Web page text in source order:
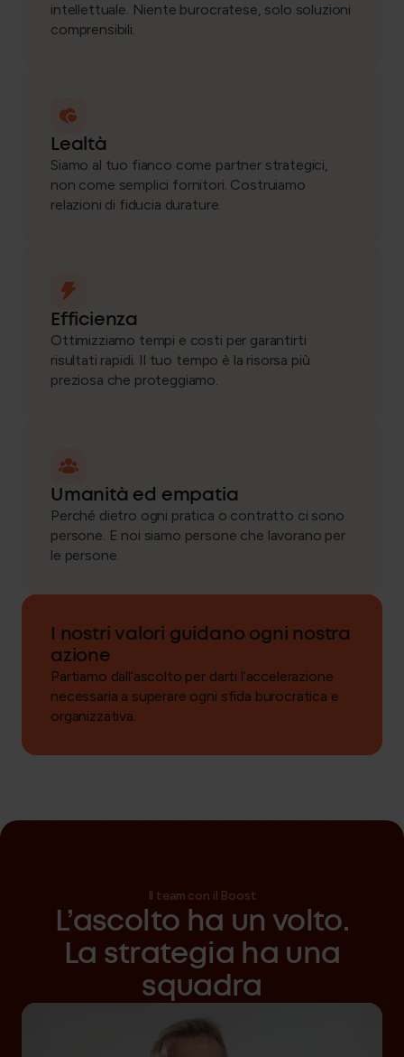
intellettuale. Niente burocratese, solo soluzioni
comprensibili.
Lealtà
Siamo al tuo fianco come partner strategici,
non come semplici fornitori. Costruiamo
relazioni di fiducia durature.
Efficienza
Ottimizziamo tempi e costi per garantirti
risultati rapidi. Il tuo tempo è la risorsa più
preziosa che proteggiamo.
Umanità ed empatia
Perché dietro ogni pratica o contratto ci sono
persone. E noi siamo persone che lavorano per
le persone.
I nostri valori guidano ogni nostra
azione
Partiamo dall’ascolto per darti l’accelerazione
necessaria a superare ogni sfida burocratica e
organizzativa.
Il team con il Boost
L’ascolto ha un volto.
La strategia ha una
squadra